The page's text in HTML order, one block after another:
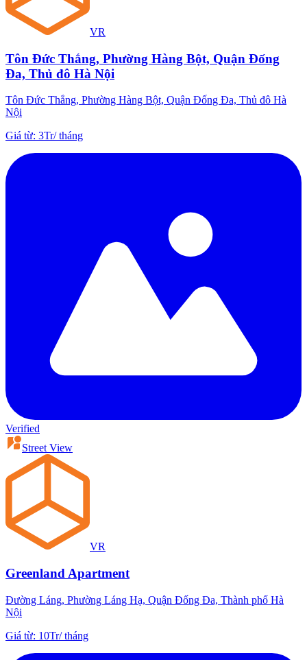
VR
Tôn Đức Thắng, Phường Hàng Bột, Quận Đống
Đa, Thủ đô Hà Nội
Tôn Đức Thắng, Phường Hàng Bột, Quận Đống Đa, Thủ đô Hà
Nội
Giá từ: 3Tr/tháng
Verified
Street View
VR
Greenland Apartment
Đường Láng, Phường Láng Hạ, Quận Đống Đa, Thành phố Hà
Nội
Giá từ: 10Tr/tháng